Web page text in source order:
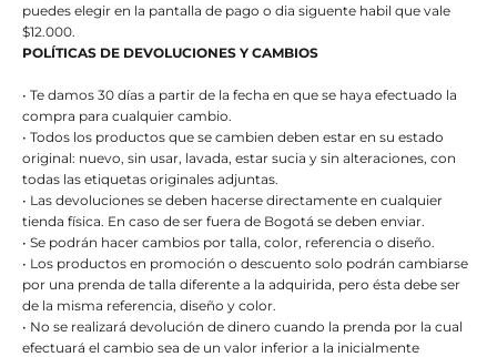
puedes elegir en la pantalla de pago o dia siguente habil que vale
$12.000.
POLÍTICAS DE DEVOLUCIONES Y CAMBIOS
• Te damos 30 días a partir de la fecha en que se haya efectuado la
compra para cualquier cambio.
• Todos los productos que se cambien deben estar en su estado
original: nuevo, sin usar, lavada, estar sucia y sin alteraciones, con
todas las etiquetas originales adjuntas.
• Las devoluciones se deben hacerse directamente en cualquier
tienda física. En caso de ser fuera de Bogotá se deben enviar.
• Se podrán hacer cambios por talla, color, referencia o diseño.
• Los productos en promoción o descuento solo podrán cambiarse
por una prenda de talla diferente a la adquirida, pero ésta debe ser
de la misma referencia, diseño y color.
• No se realizará devolución de dinero cuando la prenda por la cual
efectuará el cambio sea de un valor inferior a la inicialmente